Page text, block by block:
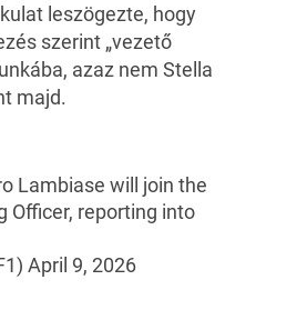
leszögezte, hogy
szerint „vezető
azaz nem Stella
majd.
Lambiase will join the
Officer, reporting into
April 9, 2026